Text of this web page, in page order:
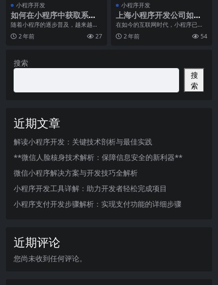
小程序开发
如何在小程序中获取系统
信息？
随着小程序的逐步普及，越来越多
的开发者开始使用小程序开发出各
种各样的应用程序。然
2 年前 27
小程序开发
上海小程序开发公司如何
为客户制定差异化策略？
在如今的互联网时代，小程序已经
成为了企业推广和服务的一种重要
工具。然而，面对市场
2 年前 54
搜索
搜
索
近期文章
解读小程序开发：关键技术剖析与最佳实践
**微信人脸核身技术解析：保障信息安全的新利器**
微信小程序解决方案与开发技巧全解析
小程序开发工具详解：助力开发者轻松完成项目
小程序支付开发步骤解析：实现支付功能的详细步骤
近期评论
您尚未收到任何评论。